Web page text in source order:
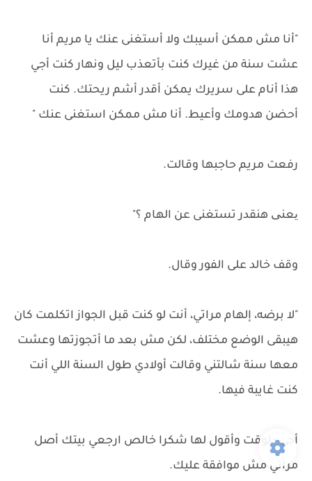
"أنا مش ممكن أسيبك ولا أستغنى عنك يا مريم أنا
عشت سنة من غيرك كنت بأتعذب ليل ونهار كنت أجي
هذا أنام على سريرك يمكن أقدر أشم ريحتك. كنت
أحضن هدومك وأعيط. أنا مش ممكن استغنى عنك "
رفعت مريم حاجبها وقالت.
یعنی هنقدر تستغنى عن الهام ؟"
وقف خالد على الفور وقال.
"لا برضه، إلهام مراتي، أنت لو كنت قبل الجواز اتكلمت كان
هيبقى الوضع مختلف، لكن مش بعد ما أتجوزتها وعشت
معها سنة شالتني وقالت أولادي طول السنة اللي أنت
كنت غايبة فيها.
أجي دلوقت وأقول لها شكرا خالص ارجعي بيتك أصل
مراتي مش موافقة عليك.